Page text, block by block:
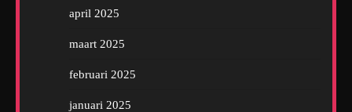
april 2025
maart 2025
februari 2025
januari 2025